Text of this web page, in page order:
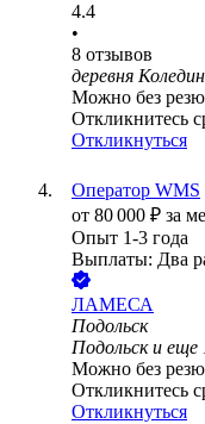
4.4
•
8 отзывов
деревня
Можно без
Откликнитесь
Откликнуться
Оператор WMS
от 80 000 ₽ за
Опыт 1-3 года
Выплаты: Два
ЛАМЕСА
Подольск
Подольск и еще
Можно без
Откликнитесь
Откликнуться